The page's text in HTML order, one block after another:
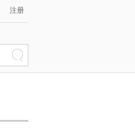
注册